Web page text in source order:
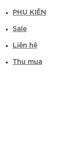
PHỤ KIỆN
Sale
Liên hệ
Thu mua